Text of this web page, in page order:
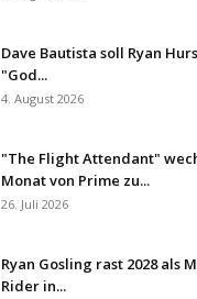
Dave Bautista soll Ryan
"God...
4. August 2026
"The Flight Attendant"
Monat von Prime zu...
26. Juli 2026
Ryan Gosling rast 2028 als
Rider in...